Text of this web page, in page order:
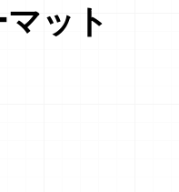
ット